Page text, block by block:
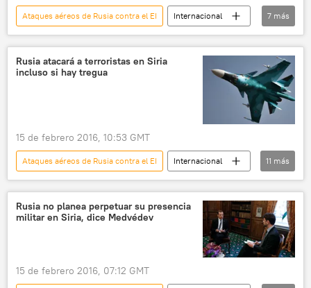
Ataques aéreos de Rusia contra el EI
Internacional
🌍 Oriente Medio
Turquía
Siria
bombardeos
ataque aéreo
Rusia
noticias
7 más
Rusia atacará a terroristas en Siria
incluso si hay tregua
15 de febrero 2016, 10:53 GMT
Ataques aéreos de Rusia contra el EI
Internacional
🌍 Oriente Medio
Rusia
Siria
Fuerzas Aeroespaciales de Rusia
yihadistas
alto el fuego
ataque aéreo
11 más
Rusia no planea perpetuar su presencia
militar en Siria, dice Medvédev
15 de febrero 2016, 07:12 GMT